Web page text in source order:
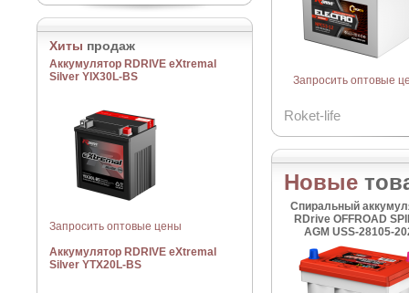
Хиты продаж
Аккумулятор RDRIVE eXtremal
Silver YIX30L-BS
Запросить оптовые цены
Аккумулятор RDRIVE eXtremal
Silver YTX20L-BS
Запросить оптовые
Roket-life
Новые
Спиральный
RDrive OFFROAD
AGM USS-28105-